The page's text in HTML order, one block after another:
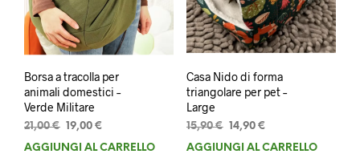
Borsa a tracolla per
animali domestici –
Verde Militare
21,00€ Il
prezzo
19,00 €
prezzo
AGGIUNGI AL CARRELLO
Casa Nido di forma
triangolare per pet –
Large
15,90€ Il
prezzo
14,90 €Il
prezzo
AGGIUNGI AL CARRELLO